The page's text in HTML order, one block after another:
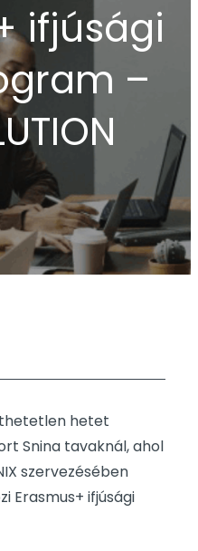
ifjúsági
–
hetet
Snina tavaknál, ahol
szervezésében
Erasmus+ ifjúsági